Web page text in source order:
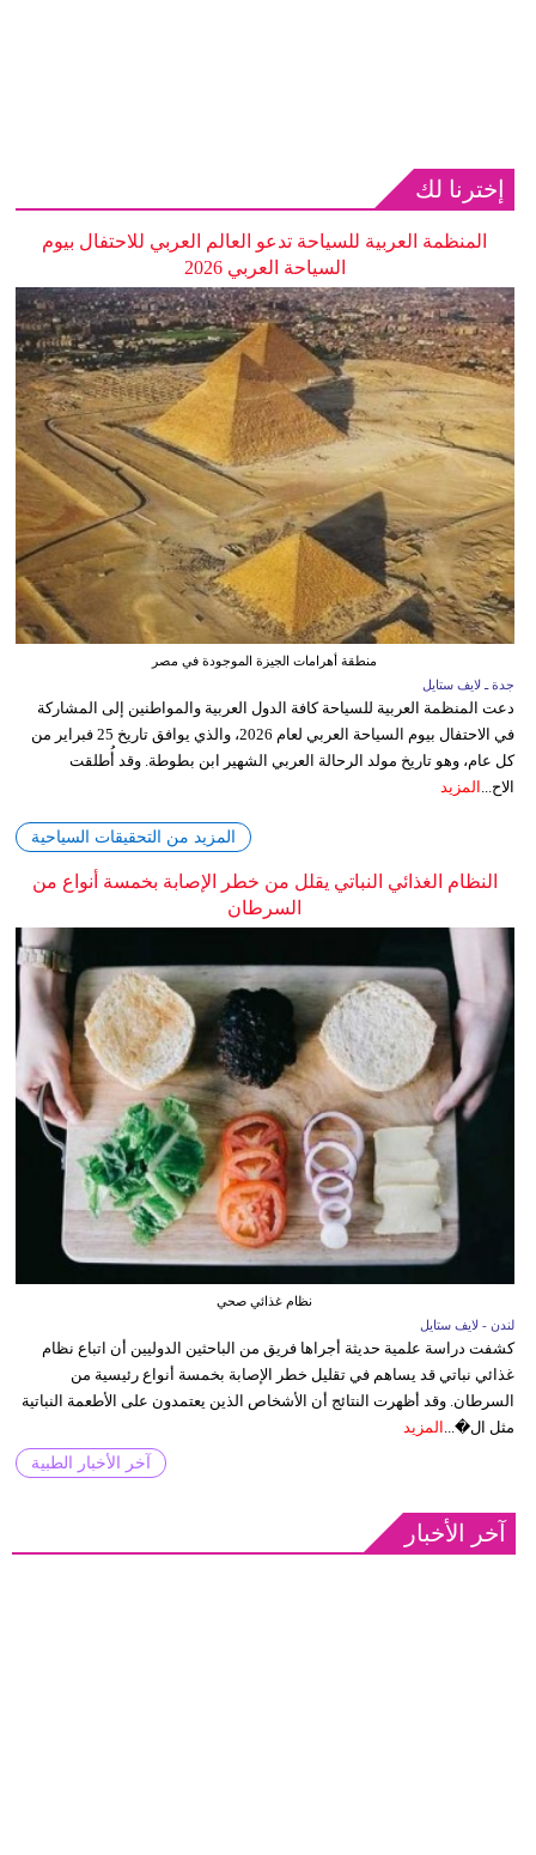
إخترنا لك
المنظمة العربية للسياحة تدعو العالم العربي للاحتفال بيوم
السياحة العربي 2026
منطقة أهرامات الجيزة الموجودة في مصر
جدة ـ لايف ستايل
دعت المنظمة العربية للسياحة كافة الدول العربية والمواطنين إلى المشاركة
في الاحتفال بيوم السياحة العربي لعام 2026، والذي يوافق تاريخ 25 فبراير من
كل عام، وهو تاريخ مولد الرحالة العربي الشهير ابن بطوطة. وقد أُطلقت
الاح... المزيد
المزيد من التحقيقات السياحية
النظام الغذائي النباتي يقلل من خطر الإصابة بخمسة أنواع من
السرطان
نظام غذائي صحي
لندن - لايف ستايل
كشفت دراسة علمية حديثة أجراها فريق من الباحثين الدوليين أن اتباع نظام
غذائي نباتي قد يساهم في تقليل خطر الإصابة بخمسة أنواع رئيسية من
السرطان. وقد أظهرت النتائج أن الأشخاص الذين يعتمدون على الأطعمة النباتية
مثل ال�...
المزيد
آخر الأخبار الطبية
آخر الأخبار